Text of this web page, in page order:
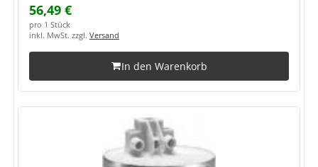
56,49 €
pro 1 Stück
inkl. MwSt. zzgl. Versand
In den Warenkorb